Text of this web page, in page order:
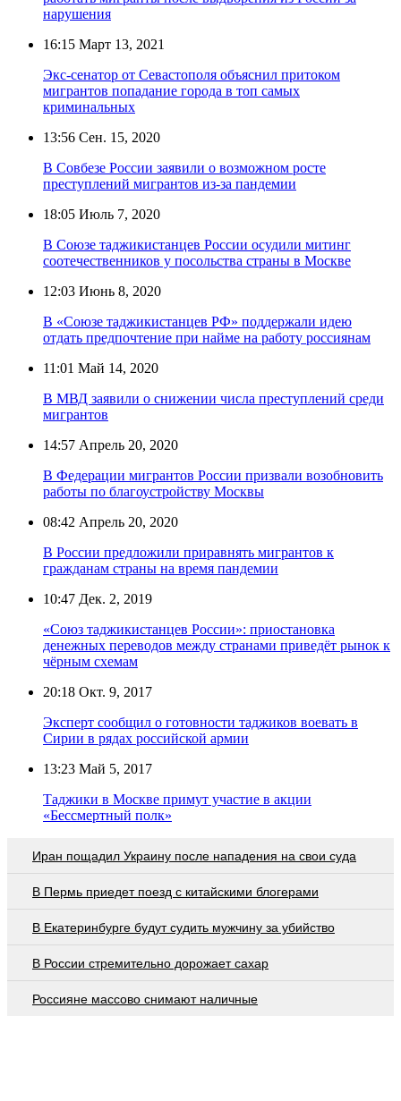
нарушения
16:15 Март 13, 2021
Экс-сенатор от Севастополя объяснил притоком
мигрантов попадание города в топ самых
криминальных
13:56 Сен. 15, 2020
В Совбезе России заявили о возможном росте
преступлений мигрантов из-за пандемии
18:05 Июль 7, 2020
В Союзе таджикистанцев России осудили митинг
соотечественников у посольства страны в Москве
12:03 Июнь 8, 2020
В «Союзе таджикистанцев РФ» поддержали идею
отдать предпочтение при найме на работу россиянам
11:01 Май 14, 2020
В МВД заявили о снижении числа преступлений среди
мигрантов
14:57 Апрель 20, 2020
В Федерации мигрантов России призвали возобновить
работы по благоустройству Москвы
08:42 Апрель 20, 2020
В России предложили приравнять мигрантов к
гражданам страны на время пандемии
10:47 Дек. 2, 2019
«Союз таджикистанцев России»: приостановка
денежных переводов между странами приведёт рынок к
чёрным схемам
20:18 Окт. 9, 2017
Эксперт сообщил о готовности таджиков воевать в
Сирии в рядах российской армии
13:23 Май 5, 2017
Таджики в Москве примут участие в акции
«Бессмертный полк»
Иран пощадил Украину после нападения на свои суда
В Пермь приедет поезд с китайскими блогерами
В Екатеринбурге будут судить мужчину за убийство
В России стремительно дорожает сахар
Россияне массово снимают наличные